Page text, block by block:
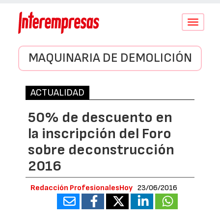
Conmutar
MAQUINARIA DE DEMOLICIÓN
ACTUALIDAD
50% de descuento en
la inscripción del Foro
sobre deconstrucción
2016
Redacción ProfesionalesHoy 23/06/2016